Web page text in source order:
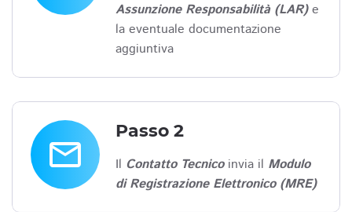
Assunzione Responsabilità (LAR)e
la eventuale documentazione
aggiuntiva
email
Passo 2
Il Contatto Tecnicoinvia il Modulo
di Registrazione Elettronico (MRE)